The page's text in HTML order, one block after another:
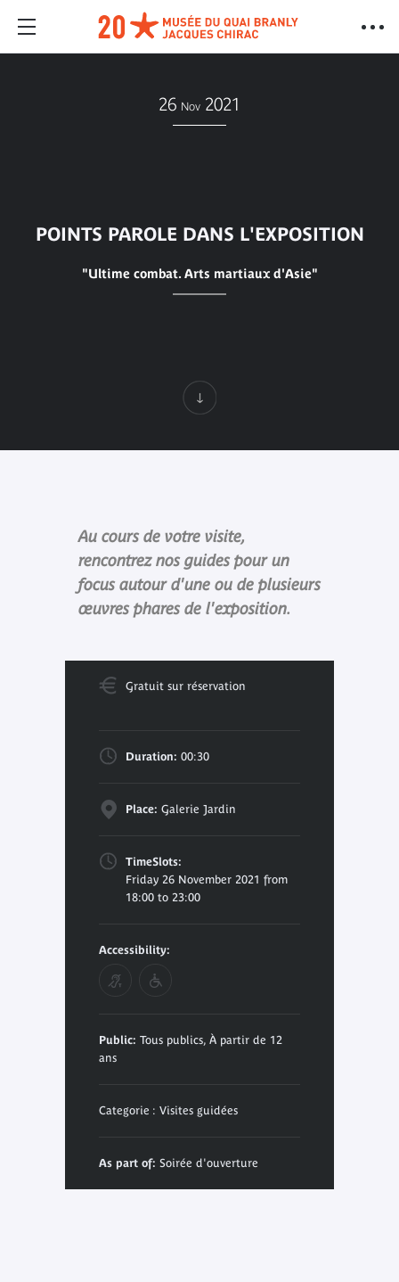
26 Nov 2021
POINTS PAROLE DANS L'EXPOSITION
"Ultime combat. Arts martiaux d'Asie"
Au cours de votre visite,
rencontrez nos guides pour un
focus autour d'une ou de plusieurs
œuvres phares de l'exposition.
Gratuit sur réservation
Duration: 00:30
Place: Galerie Jardin
TimeSlots:
Friday 26 November 2021 from
18:00 to 23:00
Accessibility:
Public: Tous publics, À partir de 12
ans
Categorie : Visites guidées
As part of: Soirée d'ouverture